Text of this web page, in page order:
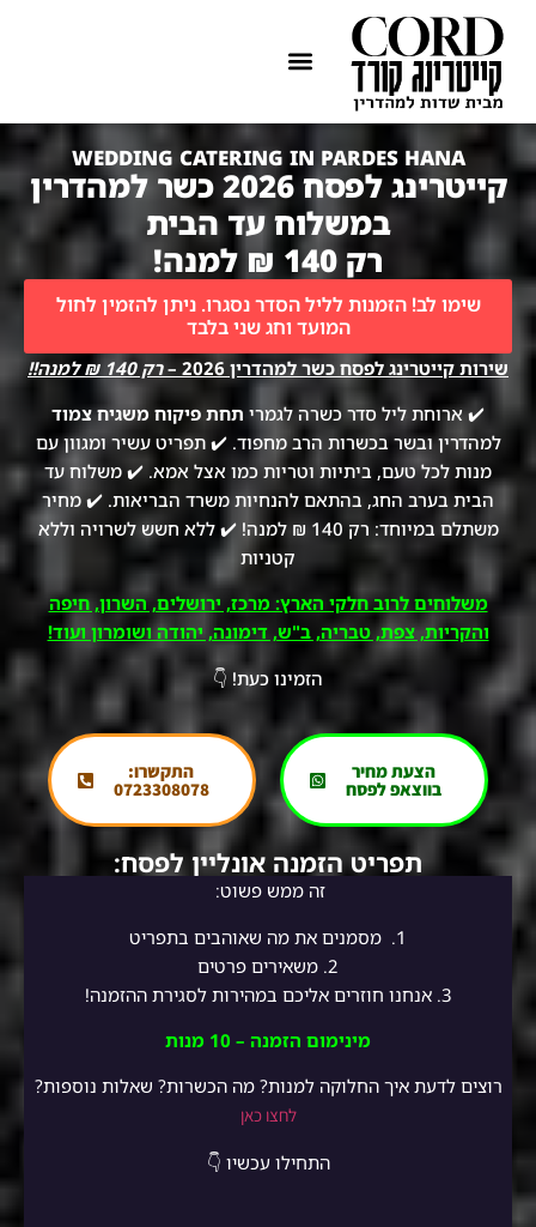
WEDDING CATERING IN PARDES HANA
קייטרינג לפסח 2026 כשר למהדרין
במשלוח עד הבית
רק 140 ₪ למנה!
שימו לב! הזמנות לליל הסדר נסגרו. ניתן להזמין לחול
המועד וחג שני בלבד
שירות קייטרינג לפסח כשר למהדרין 2026 –
רק 140 ₪ למנה!!
✔️ ארוחת ליל סדר כשרה לגמרי תחת פיקוח משגיח צמוד
למהדרין ובשר בכשרות הרב מחפוד. ✔️ תפריט עשיר ומגוון עם
מנות לכל טעם, ביתיות וטריות כמו אצל אמא. ✔️ משלוח עד
הבית בערב החג, בהתאם להנחיות משרד הבריאות. ✔️ מחיר
משתלם במיוחד: רק 140 ₪ למנה! ✔️ ללא חשש לשרויה וללא
קטניות
משלוחים לרוב חלקי הארץ: מרכז, ירושלים, השרון, חיפה
והקריות, צפת, טבריה, ב"ש, דימונה, יהודה ושומרון ועוד!
הזמינו כעת! 👇
הצעת מחיר
בווצאפ לפסח
התקשרו:
0723308078
תפריט הזמנה אונליין לפסח:
זה ממש פשוט:
1.
מסמנים את מה שאוהבים בתפריט
2. משאירים פרטים
3. אנחנו חוזרים אליכם במהירות לסגירת ההזמנה!
מינימום הזמנה – 10 מנות
רוצים לדעת איך החלוקה למנות? מה הכשרות? שאלות נוספות?
לחצו כאן
התחילו עכשיו 👇